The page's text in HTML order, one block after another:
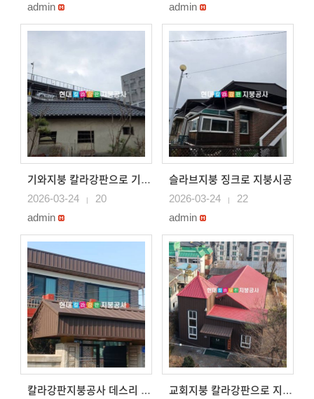
admin
admin
기와지붕 칼라강판으로 기와시공, 나무각목으로 목작업 진행후..
2026-03-24 |
20
admin
슬라브지붕 징크로 지붕시공
2026-03-24
|
22
admin
칼라강판지붕공사 데스리 징크로 시공 대문지붕 징쿠시공 교회지붕 칼라강판으로 지붕시공 징크로 지붕시공